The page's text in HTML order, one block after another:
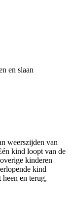
en slaan
weerszijden van
kind loopt van de
kinderen
kind
en terug,